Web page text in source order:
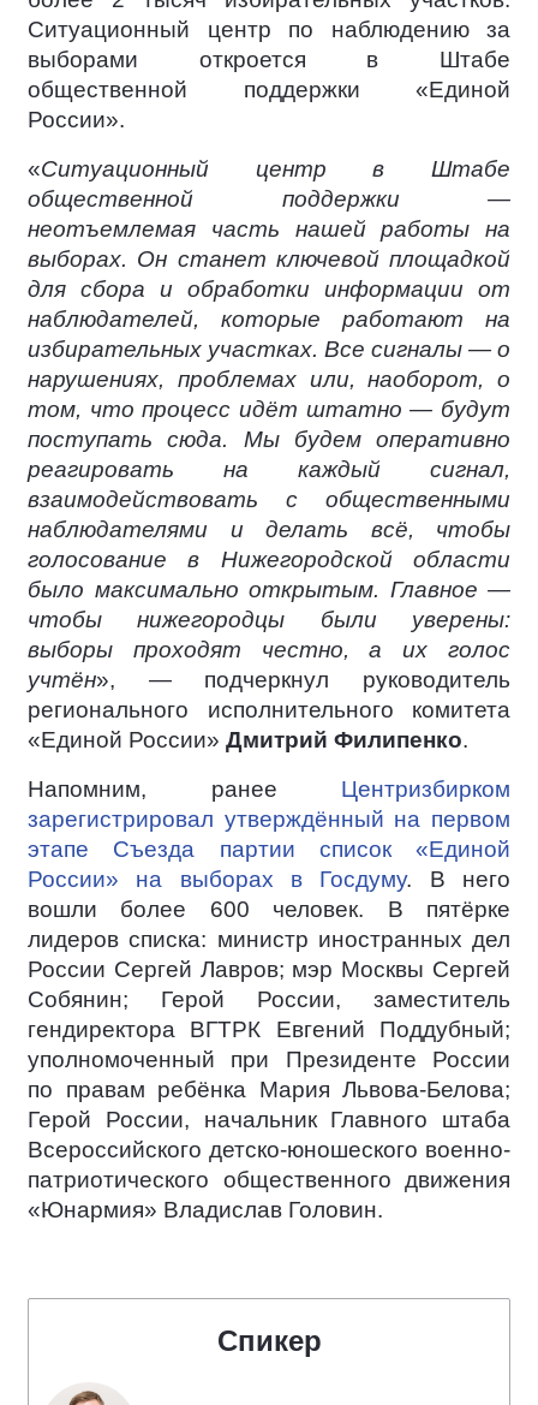
Ситуационный центр по наблюдению за
выборами откроется в Штабе
общественной поддержки «Единой
России».
«Ситуационный центр в Штабе
общественной поддержки —
неотъемлемая часть нашей работы на
выборах. Он станет ключевой площадкой
для сбора и обработки информации от
наблюдателей, которые работают на
избирательных участках. Все сигналы — о
нарушениях, проблемах или, наоборот, о
том, что процесс идёт штатно — будут
поступать сюда. Мы будем оперативно
реагировать на каждый сигнал,
взаимодействовать с общественными
наблюдателями и делать всё, чтобы
голосование в Нижегородской области
было максимально открытым. Главное —
чтобы нижегородцы были уверены:
выборы проходят честно, а их голос
учтён», — подчеркнул руководитель
регионального исполнительного комитета
«Единой России» Дмитрий Филипенко.
Напомним, ранее Центризбирком
зарегистрировал утверждённый на первом
этапе Съезда партии список «Единой
России» на выборах в Госдуму. В него
вошли более 600 человек. В пятёрке
лидеров списка: министр иностранных дел
России Сергей Лавров; мэр Москвы Сергей
Собянин; Герой России, заместитель
гендиректора ВГТРК Евгений Поддубный;
уполномоченный при Президенте России
по правам ребёнка Мария Львова-Белова;
Герой России, начальник Главного штаба
Всероссийского детско-юношеского военно-
патриотического общественного движения
«Юнармия» Владислав Головин.
Спикер